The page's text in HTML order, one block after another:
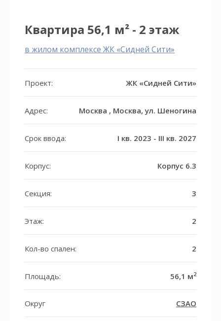
Квартира 56,1 м² - 2 этаж
в жилом комплексе ЖК «Сидней Сити»
Проект: ЖК «Сидней Сити»
Адрес: Москва , Москва, ул. Шеногина
Срок ввода: I кв. 2023 - III кв. 2027
Корпус: Корпус 6.3
Секция: 3
Этаж: 2
Кол-во спален: 2
Площадь: 56,1 м2
Округ СЗАО